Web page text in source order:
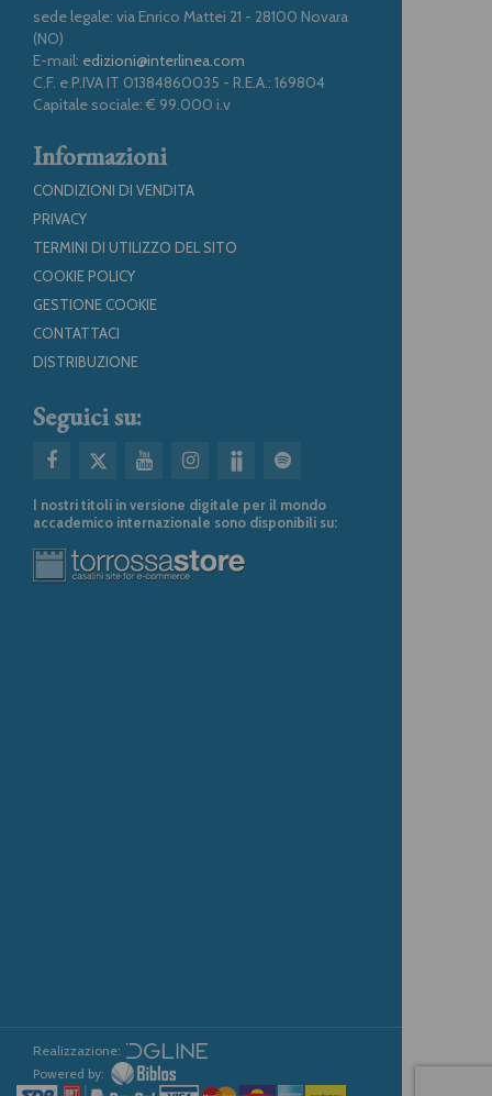
sede legale: via Enrico Mattei 21 - 28100 Novara
(NO)
E-mail: edizioni@interlinea.com
C.F. e P.IVA IT 01384860035 - R.E.A.: 169804
Capitale sociale: € 99.000 i.v
Informazioni
CONDIZIONI DI VENDITA
PRIVACY
TERMINI DI UTILIZZO DEL SITO
COOKIE POLICY
GESTIONE COOKIE
CONTATTACI
DISTRIBUZIONE
Seguici su:
I nostri titoli in versione digitale per il mondo
accademico internazionale sono disponibili su:
Realizzazione:
Powered by: